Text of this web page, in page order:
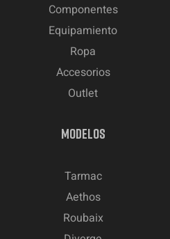
Componentes
Equipamiento
Ropa
Accesorios
Outlet
MODELOS
Tarmac
Aethos
Roubaix